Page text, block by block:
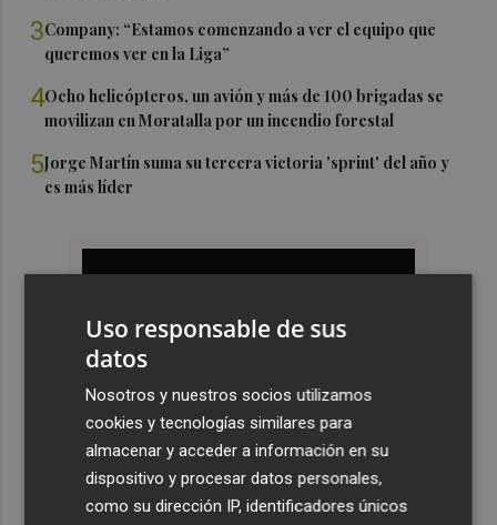
3Company: “Estamos comenzando a ver el equipo que
queremos ver en la Liga”
4Ocho helicópteros, un avión y más de 100 brigadas se
movilizan en Moratalla por un incendio forestal
5Jorge Martín suma su tercera victoria 'sprint' del año y
es más líder
Uso responsable de sus
datos
Nosotros y nuestros socios utilizamos
cookies y tecnologías similares para
almacenar y acceder a información en su
dispositivo y procesar datos personales,
como su dirección IP, identificadores únicos